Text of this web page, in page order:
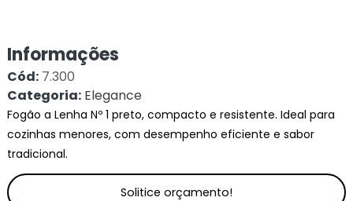
Informações
Cód: 7.300
Categoria: Elegance
Fogão a Lenha Nº 1 preto, compacto e resistente. Ideal para
cozinhas menores, com desempenho eficiente e sabor
tradicional.
Solitice orçamento!